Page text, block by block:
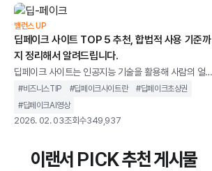
밸런스 UP
딥페이크 사이트 TOP 5 추천, 합법적 사용 기준까
지 정리해서 알려드립니다.
딥페이크 사이트는 인공지능 기술을 활용해 사람의 얼
굴이나 음성을 합성하고, 이를영상이나 이미지 형태로
생성할 수 있는 웹 기반 서비스 제공하는 사이트를 말합
니다.과거에는 전문 장비와 복잡한 프로그램이 필요했
나 사용할 수 있는 환경이 만들어졌습니다.하지만 모든
딥페이크 사이트가 같은 목적과 방식으로 운영되지는
#비즈니스TIP #딥페이크사이트란 #딥페이크초상권
#딥페이크AI영상
2026. 02. 03조회수349,937
이랜서 PICK 추천 게시물